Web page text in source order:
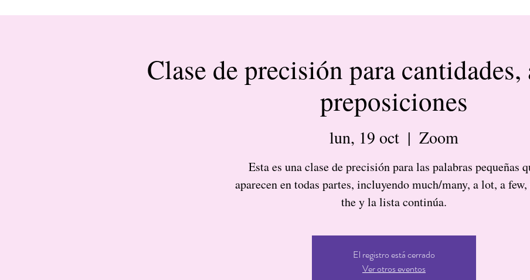
Clase de precisión para
preposiciones
lun, 19 oct
  |
Zoom
Esta es una clase de precisión para las palabras pequeñas
aparecen en todas partes, incluyendo much/many, a lot, a few,
the y la lista continúa.
El registro está cerrado
Ver otros eventos